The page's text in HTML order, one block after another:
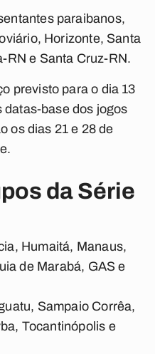
paraibanos,
Horizonte, Santa
RN e Santa Cruz-RN.
previsto para o dia 13
datas-base dos jogos
os dias 21 e 28 de
da Série
Humaitá, Manaus,
de Marabá, GAS e
Sampaio Corrêa,
Tocantinópolis e